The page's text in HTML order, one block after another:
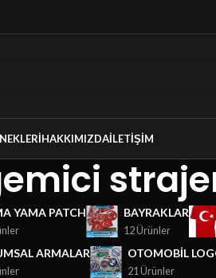
HAKKIMIZDAİLETIŞIM
YAMA PATCH BAYRAKLAR
12 Ürünler
ARMALAR OTOMOBIL
21 Ürünler